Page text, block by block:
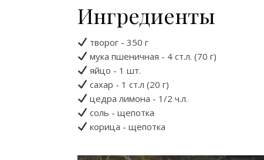
Ингредиенты
творог - 350 г
мука пшеничная - 4 ст.л. (70 г)
яйцо - 1 шт.
сахар - 1 ст.л (20 г)
цедра лимона - 1/2 ч.л.
соль - щепотка
корица - щепотка